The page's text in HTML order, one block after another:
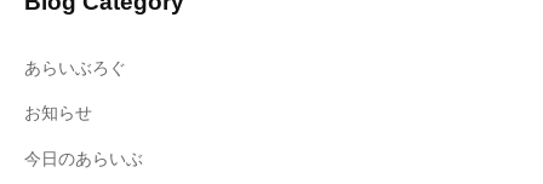
あらいぶろぐ
お知らせ
今日のあらいぶ